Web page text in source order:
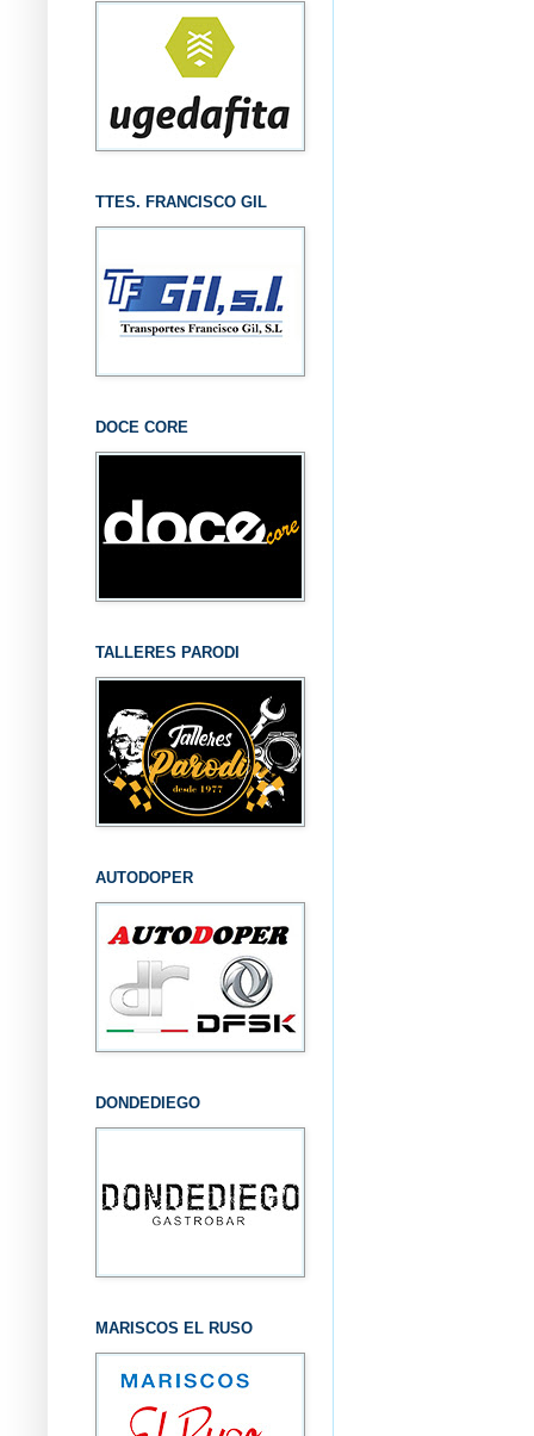
TTES. FRANCISCO GIL
DOCE CORE
TALLERES PARODI
AUTODOPER
DONDEDIEGO
MARISCOS EL RUSO